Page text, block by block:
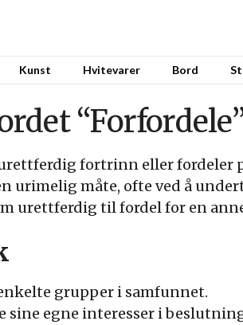
Kunst Hvitevarer Bord
fortrinn eller fordeler
urimelig måte, ofte ved å
urettferdig til fordel for en
grupper i samfunnet.
egne interesser i